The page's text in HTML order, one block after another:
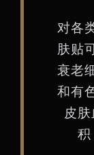
对各
肤贴
衰老
和有
皮
积